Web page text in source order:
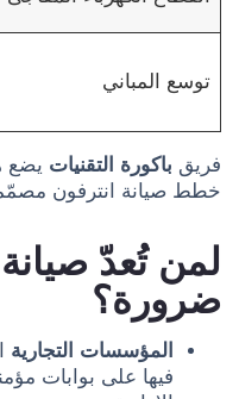
توسع المباني
فريق باكورة التقنيات يضع
خطط صيانة انترفون
لمن تُعدّ صيانة
ضرورة؟
المؤسسات التجارية
فيها على بوابات